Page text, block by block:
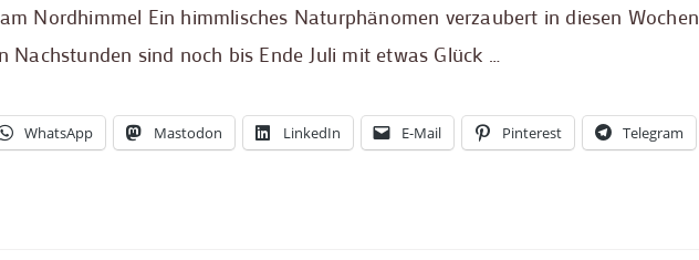
Nordhimmel Ein himmlisches Naturphänomen verzaubert in diesen Wochen
Nachstunden sind noch bis Ende Juli mit etwas Glück …
WhatsApp Mastodon LinkedIn E-Mail Pinterest Telegram